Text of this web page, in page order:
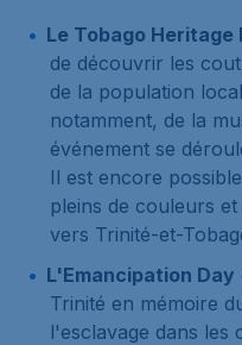
Le Tobago Heritage
de découvrir les
de la population
notamment, de la
événement se
Il est encore
pleins de couleurs
vers Trinité-et-
L'Emancipation Day
Trinité en mémoire
l'esclavage dans les